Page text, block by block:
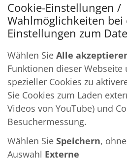
Cookie-Einstellungen /
Wahlmöglichkeiten bei
Einstellungen zum
Wählen Sie Alle
Funktionen dieser
spezieller Cookies zu
Sie Cookies zum Laden
Videos von YouTube) und
Besuchermessung.
Wählen Sie Speichern,
Auswahl Externe